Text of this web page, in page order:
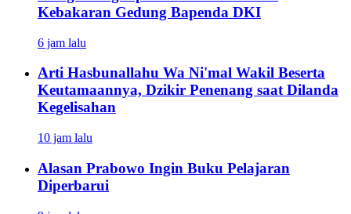
Kebakaran Gedung Bapenda DKI
6 jam lalu
Arti Hasbunallahu Wa Ni'mal Wakil Beserta
Keutamaannya, Dzikir Penenang saat Dilanda
Kegelisahan
10 jam lalu
Alasan Prabowo Ingin Buku Pelajaran
Diperbarui